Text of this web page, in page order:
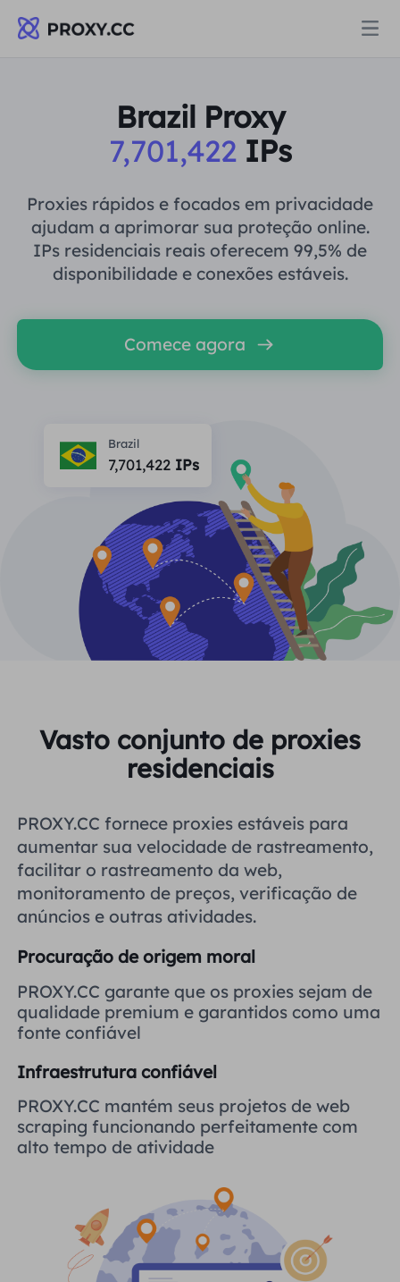
PROCURAÇÃO RESIDENCIAL
Proxy residencial estático
Proxy Residencial Ilimitado
Proxy ISP de longa duração
PROCURAÇÃO RESIDENCIAL
Procuração Residencial $0.8/GB
Proxy residencial estático $0.28/IP/Dia
Agente de data center estático
Proxy ISP de longa duração $1.4
Data for AI
POR CASO DE USO
Proteção da marca
Monitoramento de SEO
Verificação de anúncios
Raspagem e rastreamento da Web
Recursos
Programa de afiliados
Parceiros
FERRAMENTAS GRATUITAS
Verificador de proxy
LOCAIS
Estados Unidos
Reino Unido
Brasil
Rússia
Aprender
Perguntas frequentes
Blogue
Guia do usuário
Mais integrações
中文
English
Deutsch
Indonesia
Русский
हिंदी
Aproveitar77% de descontoe aja agora!
Residencial $0/GB $0/dia ilimitado
Brazil Proxy
7,701,422IPs
Proxies rápidos e focados em privacidade
ajudam a aprimorar sua proteção online.
IPs residenciais reais oferecem 99,5% de
disponibilidade e conexões estáveis.
Comece agora
Brazil
7,701,422IPs
Vasto conjunto de proxies
residenciais
PROXY.CC fornece proxies estáveis ​​para
aumentar sua velocidade de rastreamento,
facilitar o rastreamento da web,
monitoramento de preços, verificação de
anúncios e outras atividades.
Procuração de origem moral
PROXY.CC garante que os proxies sejam de
qualidade premium e garantidos como uma
fonte confiável
Infraestrutura confiável
PROXY.CC mantém seus projetos de web
scraping funcionando perfeitamente com
alto tempo de atividade